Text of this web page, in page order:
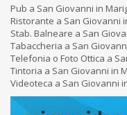
Pub a San Giovanni in
Ristorante a San Giovanni
Stab. Balneare a San
Tabaccheria a San
Telefonia o Foto Ottica a
Tintoria a San Giovanni in
Videoteca a San Giovanni